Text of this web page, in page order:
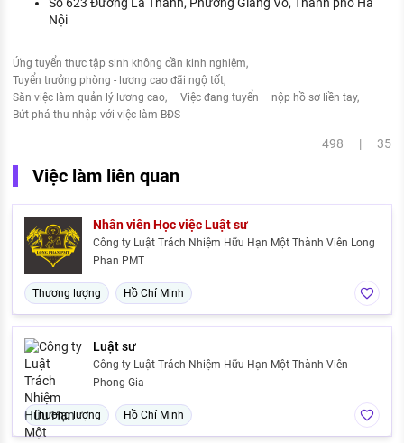
Số 623 Đường La Thành, Phường Giảng Võ, Thành phố Hà
Nội
Ứng tuyển thực tập sinh không cần kinh nghiệm
Tuyển trưởng phòng - lương cao đãi ngộ tốt
Săn việc làm quản lý lương cao
Việc đang tuyển – nộp hồ sơ liền tay
Bứt phá thu nhập với việc làm BĐS
498 | 35
Việc làm liên quan
Nhân viên Học việc Luật sư
Công ty Luật Trách Nhiệm Hữu Hạn Một Thành Viên Long
Phan PMT
Thương lượng Hồ Chí Minh
Luật sư
Công ty Luật Trách Nhiệm Hữu Hạn Một Thành Viên
Phong Gia
Thương lượng Hồ Chí Minh